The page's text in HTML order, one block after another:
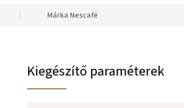
Márka Nescafé
Kiegészítő paraméterek